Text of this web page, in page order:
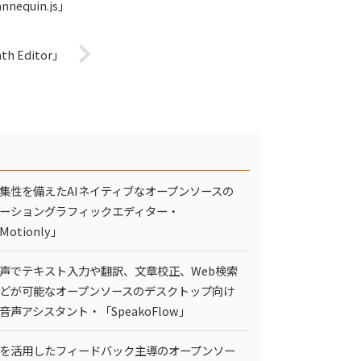
」
Editor」
性を備えたAIネイティブなオープンソースの
ショングラフィックエディター・
Motionly」
でテキスト入力や翻訳、文章校正、Web検索
が可能なオープンソースのデスクトップ向け
声アシスタント・「SpeakoFlow」
活用したフィードバック主導のオープンソー